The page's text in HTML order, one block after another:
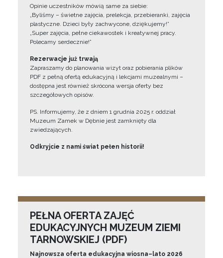
Opinie uczestników mówią same za siebie:
„Byliśmy – świetne zajęcia, prelekcja, przebieranki, zajęcia
plastyczne. Dzieci były zachwycone, dziękujemy!”
„Super zajęcia, pełne ciekawostek i kreatywnej pracy.
Polecamy serdecznie!”
Rezerwacje już trwają
Zapraszamy do planowania wizyt oraz pobierania plików
PDF z pełną ofertą edukacyjną i lekcjami muzealnymi –
dostępna jest również skrócona wersja oferty bez
szczegółowych opisów.
PS. Informujemy, że z dniem 1 grudnia 2025 r. oddział
Muzeum Zamek w Dębnie jest zamknięty dla
zwiedzających.
Odkryjcie z nami świat pełen historii!
PEŁNA OFERTA ZAJĘĆ
EDUKACYJNYCH MUZEUM ZIEMI
TARNOWSKIEJ (PDF)
Najnowsza oferta edukacyjna wiosna–lato 2026